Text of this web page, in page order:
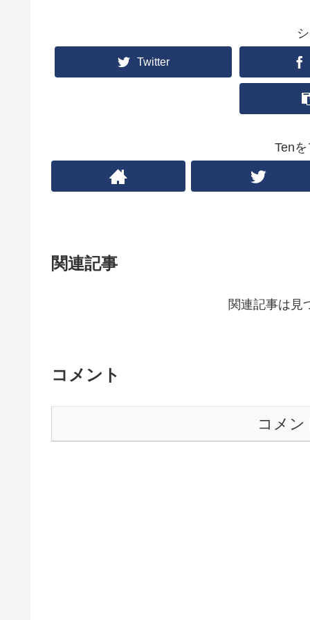
Twitter
Ten
関連記事
関連記事は見
コメント
コメン